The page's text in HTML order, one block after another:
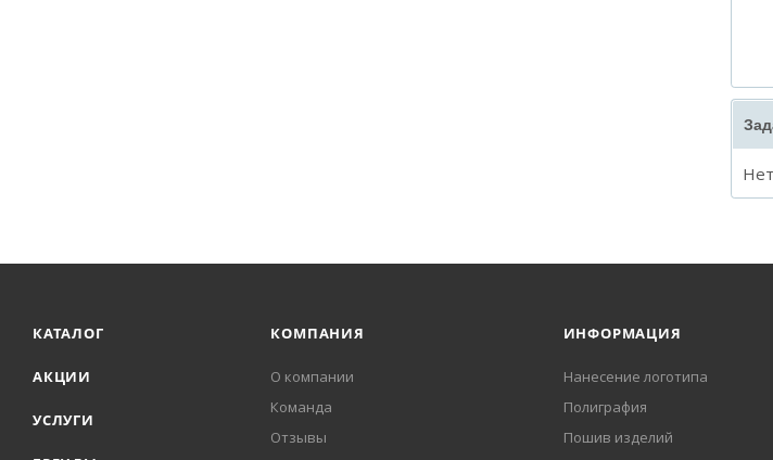
КАТАЛОГ
АКЦИИ
УСЛУГИ
КОМПАНИЯ
О компании
Команда
Отзывы
ИНФОРМАЦИЯ
Нанесение логотипа
Полиграфия
Пошив изделий